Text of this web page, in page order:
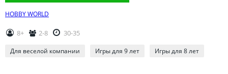
Томская область
Тюменская область
Удмуртия
Ульяновская область
HOBBY WORLD
8+ 2-8 30-35
Для веселой компании Игры для 9 лет Игры для 8 лет